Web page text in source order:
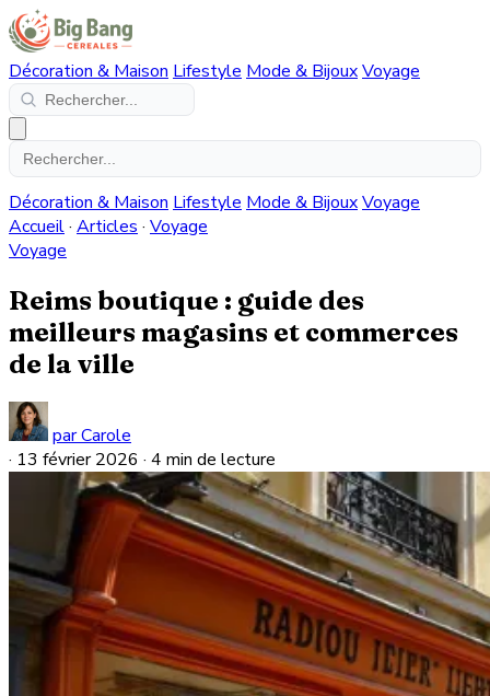
Décoration & Maison Lifestyle Mode & BijouxVoyage
Décoration & Maison Lifestyle Mode & BijouxVoyage
Accueil· Articles · Voyage
Voyage
Reims boutique : guide des
meilleurs magasins et commerces
de la ville
par Carole
· 13 février 2026 · 4 min de lecture